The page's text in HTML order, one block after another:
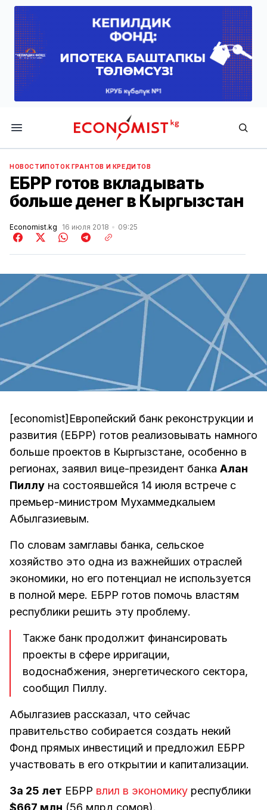
Economist.kg
НОВОСТИПОТОК ГРАНТОВ И КРЕДИТОВ
ЕБРР готов вкладывать
больше денег в Кыргызстан
Economist.kg 16 июля 2018 09:25
[economist]Европейский банк реконструкции и
развития (ЕБРР) готов реализовывать намного
больше проектов в Кыргызстане, особенно в
регионах, заявил вице-президент банка Алан
Пиллу на состоявшейся 14 июля встрече с
премьер-министром Мухаммедкалыем
Абылгазиевым.
По словам замглавы банка, сельское
хозяйство это одна из важнейших отраслей
экономики, но его потенциал не используется
в полной мере. ЕБРР готов помочь властям
республики решить эту проблему.
Также банк продолжит финансировать
проекты в сфере ирригации,
водоснабжения, энергетического сектора,
сообщил Пиллу.
Абылгазиев рассказал, что сейчас
правительство собирается создать некий
Фонд прямых инвестиций и предложил ЕБРР
участвовать в его открытии и капитализации.
За 25 лет ЕБРР влил в экономику республики
$667 млн (56 млрд сомов).